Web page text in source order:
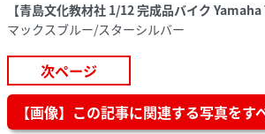
【青島文化教材社 1/12 完成品バイク Yamaha
マックスブルー/スターシルバー
次ページ
【画像】この記事に関連する写真をす